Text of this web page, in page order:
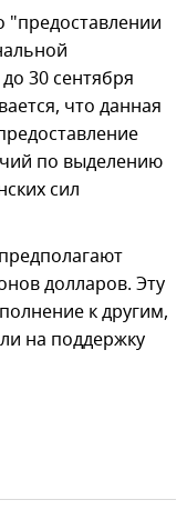
"предоставлении
30 сентября
что данная
по выделению
сил
долларов. Эту
к другим,
на поддержку